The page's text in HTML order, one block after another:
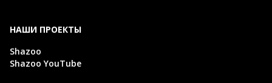
НАШИ ПРОЕКТЫ
Shazoo
Shazoo YouTube